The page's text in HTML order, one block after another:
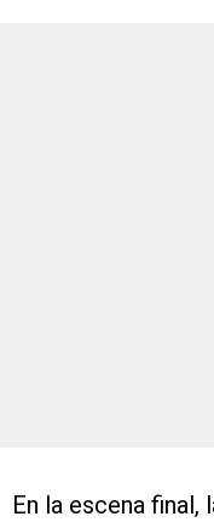
En la escena final,